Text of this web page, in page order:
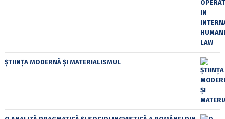
ȘTIINȚA MODERNĂ ȘI MATERIALISMUL